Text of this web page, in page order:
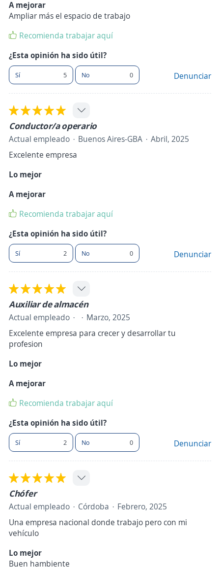
A mejorar
Ampliar más el espacio de trabajo
Recomienda trabajar aquí
¿Esta opinión ha sido útil?
Sí 5 No 0 Denunciar
Conductor/a operario
Actual empleado Buenos Aires-GBA
Abril, 2025
Excelente empresa
Lo mejor
A mejorar
Recomienda trabajar aquí
¿Esta opinión ha sido útil?
Sí 2 No 0 Denunciar
Auxiliar de almacén
Actual empleado
Marzo, 2025
Excelente empresa para crecer y desarrollar tu
profesion
Lo mejor
A mejorar
Recomienda trabajar aquí
¿Esta opinión ha sido útil?
Sí 2 No 0 Denunciar
Chófer
Actual empleado Córdoba
Febrero, 2025
Una empresa nacional donde trabajo pero con mi
vehículo
Lo mejor
Buen hambiente